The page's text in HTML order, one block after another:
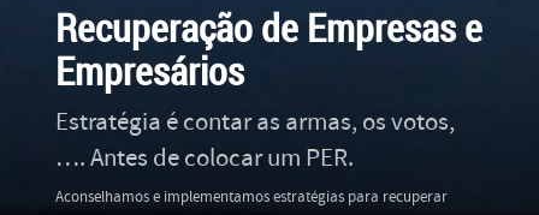
Recuperação de Empresas e
Empresários
Estratégia é contar as armas, os votos,
…. Antes de colocar um PER.
Aconselhamos e implementamos estratégias para recuperar